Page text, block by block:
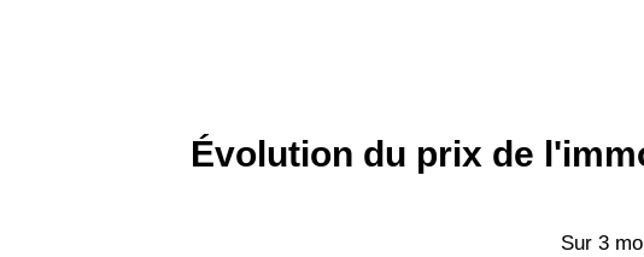
Évolution du prix de
Sur 3